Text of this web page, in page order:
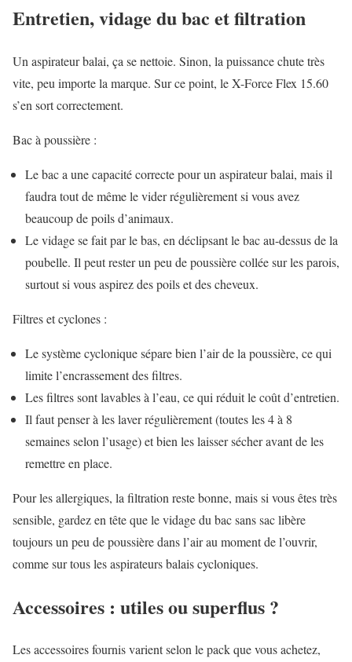
Entretien, vidage du bac et filtration
Un aspirateur balai, ça se nettoie. Sinon, la puissance chute très
vite, peu importe la marque. Sur ce point, le X-Force Flex 15.60
s’en sort correctement.
Bac à poussière :
Le bac a une capacité correcte pour un aspirateur balai, mais il
faudra tout de même le vider régulièrement si vous avez
beaucoup de poils d’animaux.
Le vidage se fait par le bas, en déclipsant le bac au-dessus de la
poubelle. Il peut rester un peu de poussière collée sur les parois,
surtout si vous aspirez des poils et des cheveux.
Filtres et cyclones :
Le système cyclonique sépare bien l’air de la poussière, ce qui
limite l’encrassement des filtres.
Les filtres sont lavables à l’eau, ce qui réduit le coût d’entretien.
Il faut penser à les laver régulièrement (toutes les 4 à 8
semaines selon l’usage) et bien les laisser sécher avant de les
remettre en place.
Pour les allergiques, la filtration reste bonne, mais si vous êtes très
sensible, gardez en tête que le vidage du bac sans sac libère
toujours un peu de poussière dans l’air au moment de l’ouvrir,
comme sur tous les aspirateurs balais cycloniques.
Accessoires : utiles ou superflus ?
Les accessoires fournis varient selon le pack que vous achetez,